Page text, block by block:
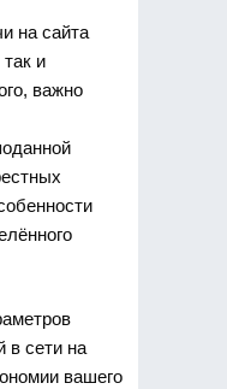
на сайта
и
важно
в сети на
вашего